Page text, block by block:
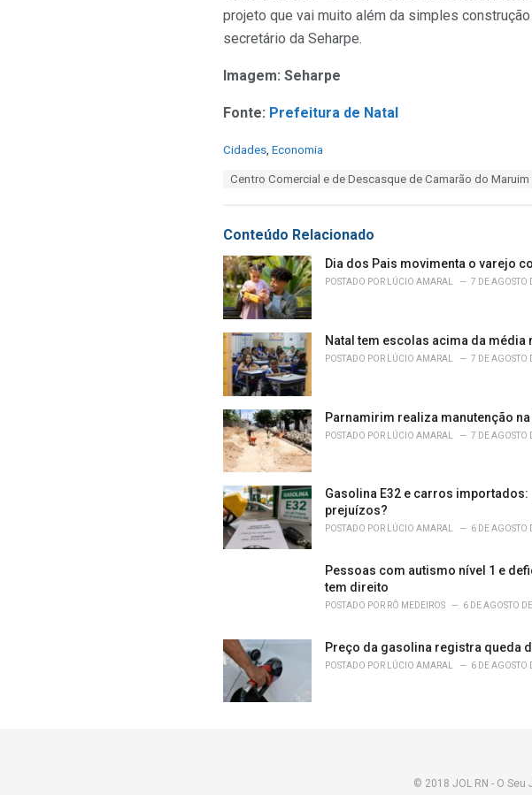
projeto que vai muito além da simples
secretário da Seharpe.
Imagem: Seharpe
Fonte: Prefeitura de Natal
C
o
r
i
e
s
:
Cidades Economia
:
Centro Comercial e de Descasque de Camarão do Maruim
Conteúdo Relacionado
Dia dos Pais movimenta o varejo
POSTADO POR LÚCIO AMARAL 7 DE AGOSTO
Natal tem escolas acima da média
POSTADO POR LÚCIO AMARAL 7 DE AGOSTO
Parnamirim realiza manutenção
POSTADO POR LÚCIO AMARAL 7 DE AGOSTO
Gasolina E32 e carros
prejuízos?
POSTADO POR LÚCIO AMARAL 6 DE AGOSTO
Pessoas com autismo nível 1 e
tem direito
POSTADO POR RÔ MEDEIROS 6 DE AGOSTO
Preço da gasolina registra queda
POSTADO POR LÚCIO AMARAL 6 DE AGOSTO
© 2018 JOL RN - O